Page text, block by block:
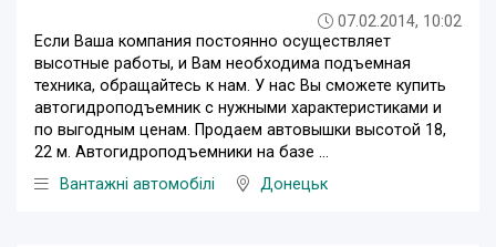
07.02.2014, 10:02
Если Ваша компания постоянно осуществляет
высотные работы, и Вам необходима подъемная
техника, обращайтесь к нам. У нас Вы сможете купить
автогидроподъемник с нужными характеристиками и
по выгодным ценам. Продаем автовышки высотой 18,
22 м. Автогидроподъемники на базе ...
Вантажні автомобілі
Донецьк